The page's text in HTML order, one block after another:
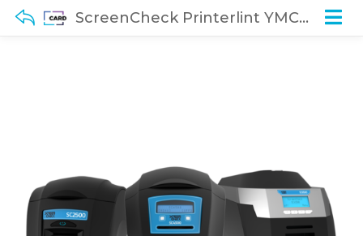
ScreenCheck Printerlint YMCKO